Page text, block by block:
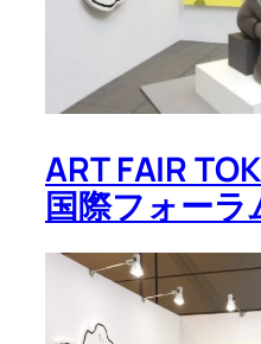
ART FAIR
国際フォーラ